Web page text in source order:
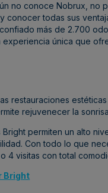
no conoce Nobrux, no
conocer todas sus
más de 2.700
única que
restauraciones
rejuvenecer la
permiten un alto
Con todo lo que
4 visitas con total
Bright